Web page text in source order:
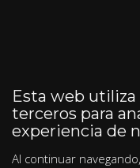
Esta web utiliza
terceros para
experiencia de
Al continuar